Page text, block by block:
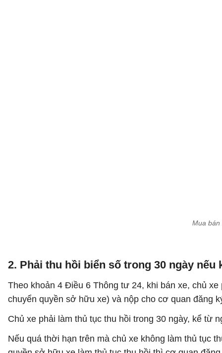
Mua bán
2. Phải thu hồi biển số trong 30 ngày nếu
Theo khoản 4 Điều 6 Thông tư 24, khi bán xe, chủ
chuyển quyền sở hữu xe) và nộp cho cơ quan đăng
Chủ xe phải làm thủ tục thu hồi trong 30 ngày, kể từ
Nếu quá thời hạn trên mà chủ xe không làm thủ tục